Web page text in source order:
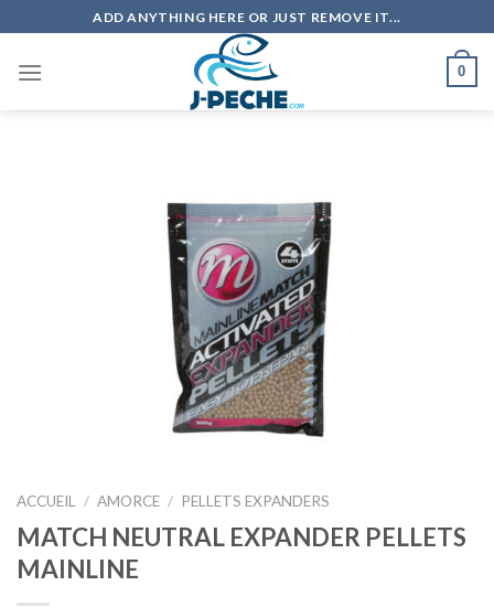
to
content
ADD ANYTHING HERE OR JUST REMOVE IT...
0
ACCUEIL / AMORCE / PELLETS EXPANDERS
MATCH NEUTRAL EXPANDER PELLETS
MAINLINE